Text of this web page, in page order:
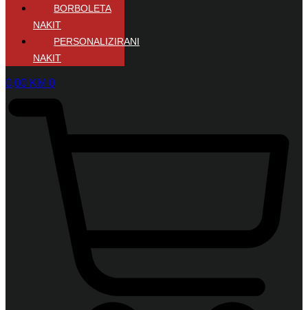
BORBOLETA
NAKIT
PERSONALIZIRANI
NAKIT
0,00 KM 0